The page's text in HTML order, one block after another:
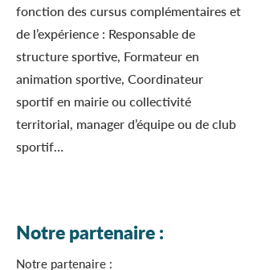
fonction des cursus complémentaires et
de l’expérience : Responsable de
structure sportive, Formateur en
animation sportive, Coordinateur
sportif en mairie ou collectivité
territorial, manager d’équipe ou de club
sportif…​
Notre partenaire :
Notre partenaire :